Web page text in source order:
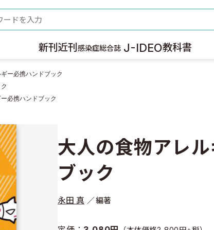
新刊 近刊 感染症総合誌 J-IDEO教科書
ー必携ハンドブック
必携ハンドブック
大人の食物アレ
ブック
永田 真 編著